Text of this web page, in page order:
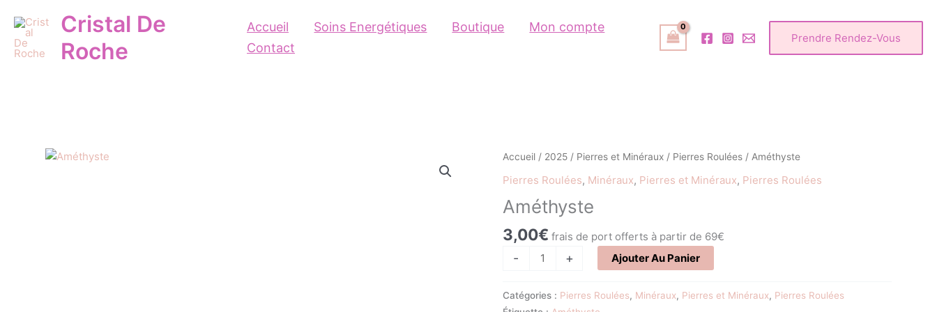
contenu
Cristal De
Roche
Accueil Soins Energétiques Boutique
Mon compte
Contact
Prendre Rendez-Vous
Accueil/ 2025/ Pierres et Minéraux/ Pierres Roulées/ Améthyste
Pierres Roulées, Minéraux, Pierres et Minéraux, Pierres Roulées
Améthyste
3,00€ frais de port offerts à partir de 69€
-
quantité
+ Ajouter Au Panier
Catégories : Pierres Roulées, Minéraux, Pierres et Minéraux, Pierres Roulées